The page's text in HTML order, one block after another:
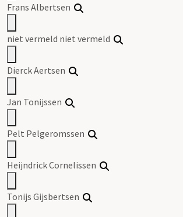
Frans Albertsen
niet vermeld niet vermeld
Dierck Aertsen
Jan Tonijssen
Pelt Pelgeromssen
Heijndrick Cornelissen
Tonijs Gijsbertsen